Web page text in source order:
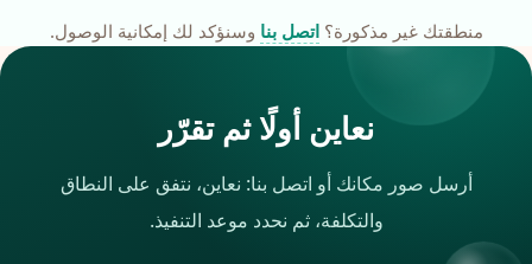
منطقتك غير مذكورة؟اتصل بنا وسنؤكد لك إمكانية الوصول.
نعاين أولًا ثم تقرّر
أرسل صور مكانك أو اتصل بنا: نعاين، نتفق على النطاق
والتكلفة، ثم نحدد موعد التنفيذ.